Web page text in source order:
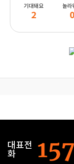
기대돼요
2
놀라
0
대표전
화